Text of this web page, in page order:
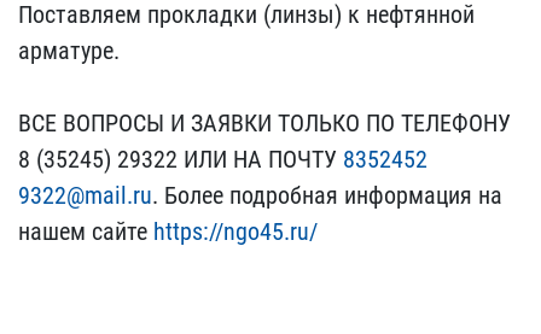
Поставля​ем прокладки (линзы) к н​ефтянной
арматуре.
ВСЕ ​ВОПРОСЫ И ЗАЯВКИ ТОЛЬКО ​ПО ТЕЛЕФОНУ
8 (35245) 29​322 ИЛИ НА ПОЧТУ 8352452​
9322@mail.ru. Более подр​обная информация на
наше​м сайте https://ngo45.ru​/